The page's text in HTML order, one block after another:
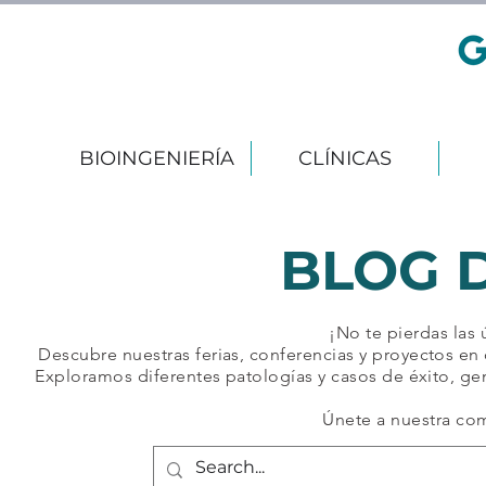
BIOINGENIERÍA CLÍNICAS
BLOG
¡No te pierdas
Descubre nuestras ferias, conferencias y proyectos
Exploramos diferentes patologías y casos de éxito,
Únete a nuestra